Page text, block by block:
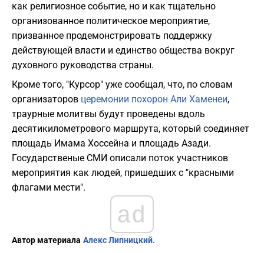
как религиозное событие, но и как тщательно
организованное политическое мероприятие,
призванное продемонстрировать поддержку
действующей власти и единство общества вокруг
духовного руководства страны.
Кроме того, "Курсор" уже сообщал, что, по словам
организаторов церемонии похорон Али Хаменеи,
траурные молитвы будут проведены вдоль
десятикилометрового маршрута, который соединяет
площадь Имама Хоссейна и площадь Азади.
Государственые СМИ описали поток участников
мероприятия как людей, пришедших с "красными
флагами мести".
ad
Автор материала Алекс Липницкий.